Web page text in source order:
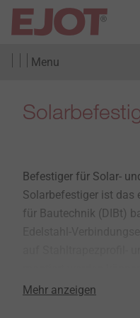
Menu
Mehr anzeigen
Befestiger für Solar-
Solarbefestiger ist das
für Bautechnik (DIBt)